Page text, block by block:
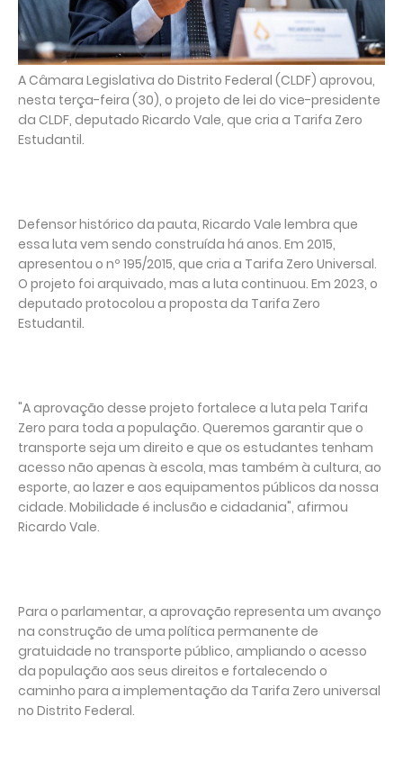
A Câmara Legislativa do Distrito Federal (CLDF) aprovou,
nesta terça-feira (30), o projeto de lei do vice-presidente
da CLDF, deputado Ricardo Vale, que cria a Tarifa Zero
Estudantil.
Defensor histórico da pauta, Ricardo Vale lembra que
essa luta vem sendo construída há anos. Em 2015,
apresentou o nº 195/2015, que cria a Tarifa Zero Universal.
O projeto foi arquivado, mas a luta continuou. Em 2023, o
deputado protocolou a proposta da Tarifa Zero
Estudantil.
"A aprovação desse projeto fortalece a luta pela Tarifa
Zero para toda a população. Queremos garantir que o
transporte seja um direito e que os estudantes tenham
acesso não apenas à escola, mas também à cultura, ao
esporte, ao lazer e aos equipamentos públicos da nossa
cidade. Mobilidade é inclusão e cidadania", afirmou
Ricardo Vale.
Para o parlamentar, a aprovação representa um avanço
na construção de uma política permanente de
gratuidade no transporte público, ampliando o acesso
da população aos seus direitos e fortalecendo o
caminho para a implementação da Tarifa Zero universal
no Distrito Federal.